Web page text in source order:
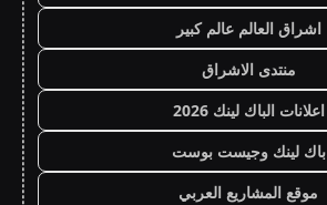
اشراق العالم عالم كبير
منتدى الاشراق
اعلانات الباك لينك 2026
باك لينك وجيست بوست
موقع المشاريع العربي